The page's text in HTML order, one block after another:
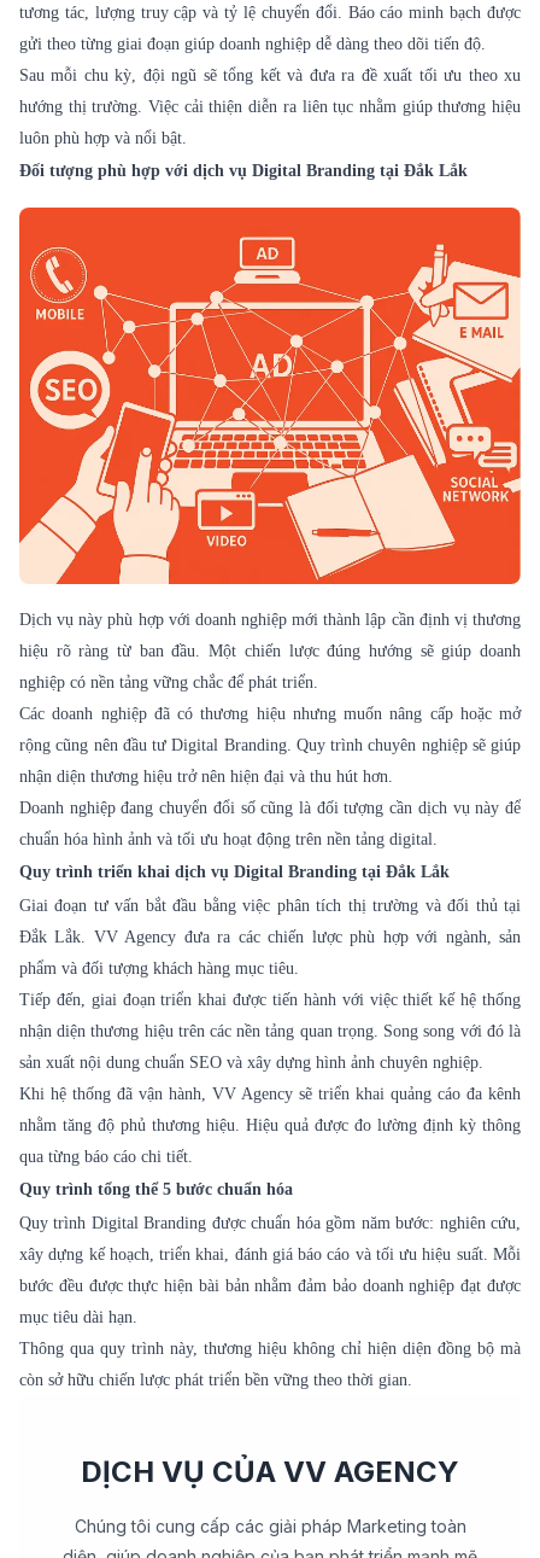
tương tác, lượng truy cập và tỷ lệ chuyển đổi. Báo cáo minh bạch được
gửi theo từng giai đoạn giúp doanh nghiệp dễ dàng theo dõi tiến độ.
Sau mỗi chu kỳ, đội ngũ sẽ tổng kết và đưa ra đề xuất tối ưu theo xu
hướng thị trường. Việc cải thiện diễn ra liên tục nhằm giúp thương hiệu
luôn phù hợp và nổi bật.
Đối tượng phù hợp với dịch vụ Digital Branding tại Đắk Lắk
Dịch vụ này phù hợp với doanh nghiệp mới thành lập cần định vị thương
hiệu rõ ràng từ ban đầu. Một chiến lược đúng hướng sẽ giúp doanh
nghiệp có nền tảng vững chắc để phát triển.
Các doanh nghiệp đã có thương hiệu nhưng muốn nâng cấp hoặc mở
rộng cũng nên đầu tư Digital Branding. Quy trình chuyên nghiệp sẽ giúp
nhận diện thương hiệu trở nên hiện đại và thu hút hơn.
Doanh nghiệp đang chuyển đổi số cũng là đối tượng cần dịch vụ này để
chuẩn hóa hình ảnh và tối ưu hoạt động trên nền tảng digital.
Quy trình triển khai dịch vụ Digital Branding tại Đắk Lắk
Giai đoạn tư vấn bắt đầu bằng việc phân tích thị trường và đối thủ tại
Đắk Lắk. VV Agency đưa ra các chiến lược phù hợp với ngành, sản
phẩm và đối tượng khách hàng mục tiêu.
Tiếp đến, giai đoạn triển khai được tiến hành với việc thiết kế hệ thống
nhận diện thương hiệu trên các nền tảng quan trọng. Song song với đó là
sản xuất nội dung chuẩn SEO và xây dựng hình ảnh chuyên nghiệp.
Khi hệ thống đã vận hành, VV Agency sẽ triển khai quảng cáo đa kênh
nhằm tăng độ phủ thương hiệu. Hiệu quả được đo lường định kỳ thông
qua từng báo cáo chi tiết.
Quy trình tổng thể 5 bước chuẩn hóa
Quy trình Digital Branding được chuẩn hóa gồm năm bước: nghiên cứu,
xây dựng kế hoạch, triển khai, đánh giá báo cáo và tối ưu hiệu suất. Mỗi
bước đều được thực hiện bài bản nhằm đảm bảo doanh nghiệp đạt được
mục tiêu dài hạn.
Thông qua quy trình này, thương hiệu không chỉ hiện diện đồng bộ mà
còn sở hữu chiến lược phát triển bền vững theo thời gian.
DỊCH VỤ CỦA VV AGENCY
Chúng tôi cung cấp các giải pháp Marketing toàn